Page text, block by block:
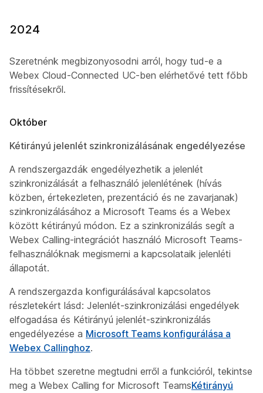
2024
Szeretnénk megbizonyosodni arról, hogy tud-e a
Webex Cloud-Connected UC-ben elérhetővé tett főbb
frissítésekről.
Október
Kétirányú jelenlét szinkronizálásának engedélyezése
A rendszergazdák engedélyezhetik a jelenlét
szinkronizálását a felhasználó jelenlétének (hívás
közben, értekezleten, prezentáció és ne zavarjanak)
szinkronizálásához a Microsoft Teams és a Webex
között kétirányú módon. Ez a szinkronizálás segít a
Webex Calling-integrációt használó Microsoft Teams-
felhasználóknak megismerni a kapcsolataik jelenléti
állapotát.
A rendszergazda konfigurálásával kapcsolatos
részletekért lásd: Jelenlét-szinkronizálási engedélyek
elfogadása és Kétirányú jelenlét-szinkronizálás
engedélyezése a Microsoft Teams konfigurálása a
Webex Callinghoz.
Ha többet szeretne megtudni erről a funkcióról, tekintse
meg a Webex Calling for Microsoft TeamsKétirányú